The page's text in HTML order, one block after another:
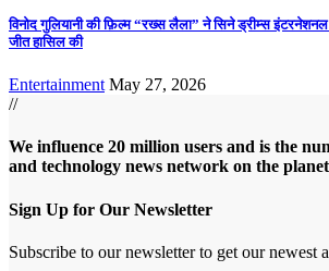
विनोद गुलियानी की फ़िल्म “रख्स लैला” ने सिने ड्रीम्स
जीत हासिल की
Entertainment May 27, 2026
//
We influence 20 million users and is the
and technology news network on the planet
Sign Up for Our Newsletter
Subscribe to our newsletter to get our newest